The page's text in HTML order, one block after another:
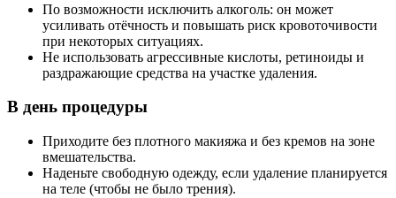
По возможности исключить алкоголь: он может
усиливать отёчность и повышать риск кровоточивости
при некоторых ситуациях.
Не использовать агрессивные кислоты, ретиноиды и
раздражающие средства на участке удаления.
В день процедуры
Приходите без плотного макияжа и без кремов на зоне
вмешательства.
Наденьте свободную одежду, если удаление планируется
на теле (чтобы не было трения).